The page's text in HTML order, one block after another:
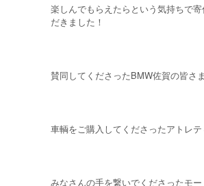
楽しんでもらえたらという気持ちで
だきました！
賛同してくださったBMW佐賀の皆さま
車輌をご購入してくださったアトレ
みなさんの手を繋いでくださったモー